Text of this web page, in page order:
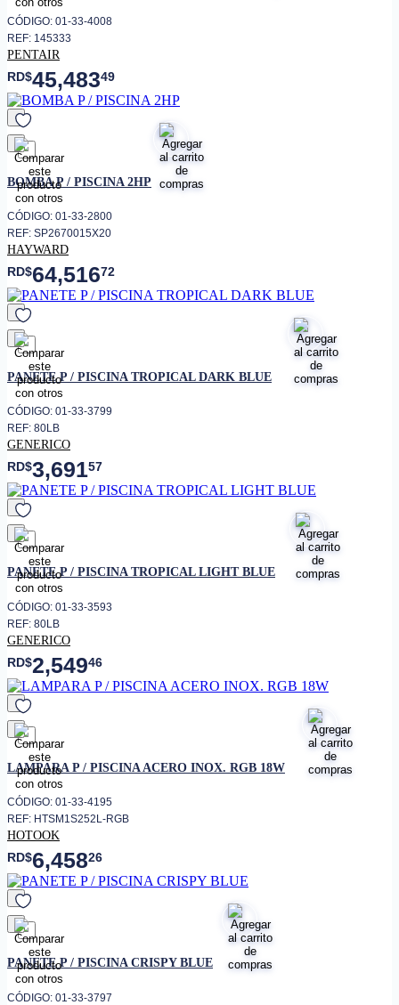
CÓDIGO: 01-33-4008
REF: 145333
PENTAIR
RD$45,48349
favorito
BOMBA P / PISCINA 2HP
CÓDIGO: 01-33-2800
REF: SP2670015X20
HAYWARD
RD$64,51672
favorito
PANETE P / PISCINA TROPICAL DARK BLUE
CÓDIGO: 01-33-3799
REF: 80LB
GENERICO
RD$3,69157
favorito
PANETE P / PISCINA TROPICAL LIGHT BLUE
CÓDIGO: 01-33-3593
REF: 80LB
GENERICO
RD$2,54946
favorito
LAMPARA P / PISCINA ACERO INOX. RGB 18W
CÓDIGO: 01-33-4195
REF: HTSM1S252L-RGB
HOTOOK
RD$6,45826
favorito
PANETE P / PISCINA CRISPY BLUE
CÓDIGO: 01-33-3797